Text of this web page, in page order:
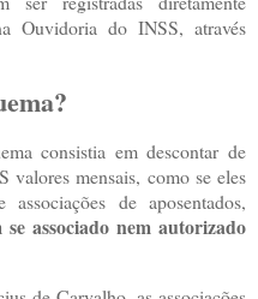
Ouvidoria do INSS, através
consistia em descontar de
valores mensais, como se eles
de aposentados,
associado nem autorizado